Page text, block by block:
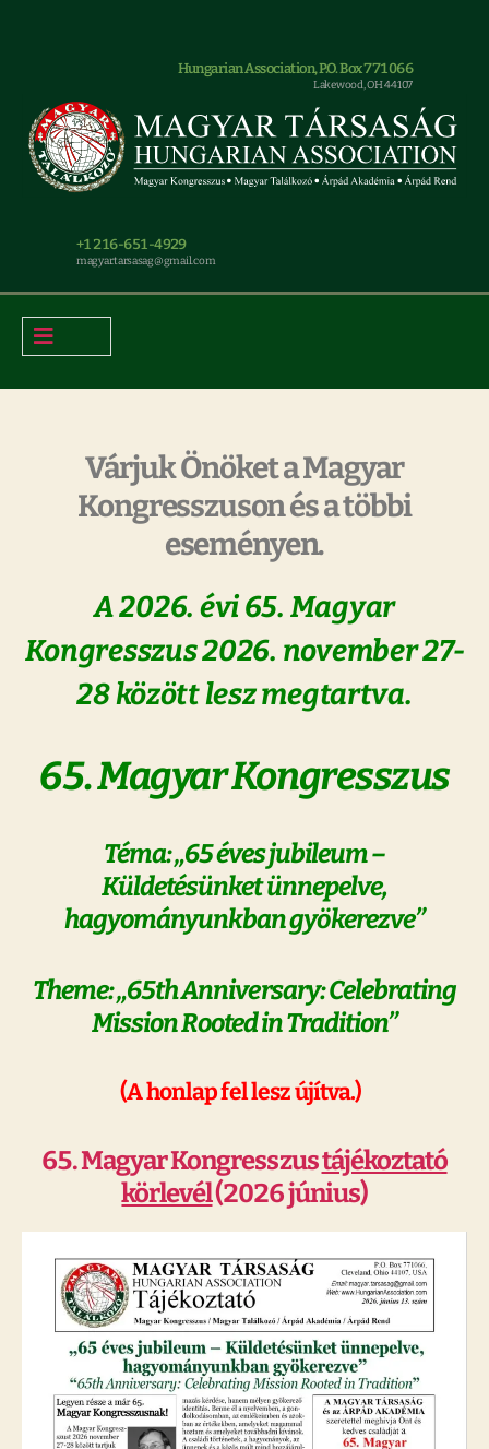
Hungarian Association, P.O. Box 771066
Lakewood, OH 44107
+1 216-651-4929
magyar.tarsasag@gmail.com
Várjuk Önöket a Magyar
Kongresszuson és a többi
eseményen.
A 2026. évi 65. Magyar
Kongresszus 2026. november 27-
28 között lesz megtartva.
65. Magyar Kongresszus
Téma: „65 éves jubileum –
Küldetésünket ünnepelve,
hagyományunkban gyökerezve”
Theme: „65th Anniversary: Celebrating
Mission Rooted in Tradition”
(A honlap fel lesz újítva.)
65. Magyar Kongresszustájékoztató
körlevél(2026 június)